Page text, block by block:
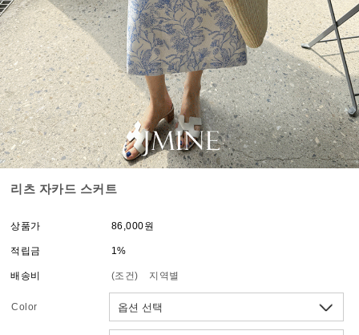
리츠 자카드 스커트
상품가 86,000원
적립금 1%
배송비 (조건) 지역별
Color